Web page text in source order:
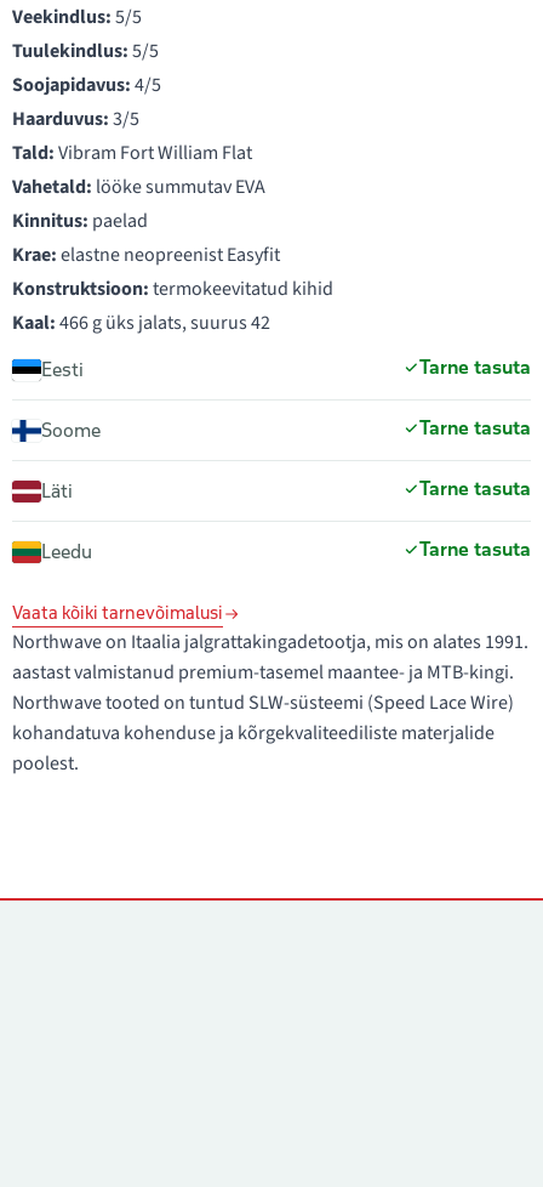
Veekindlus:5/5
Tuulekindlus:5/5
Soojapidavus:4/5
Haarduvus:3/5
Tald:Vibram Fort William Flat
Vahetald: lööke summutav EVA
Kinnitus: paelad
Krae:elastne neopreenist Easyfit
Konstruktsioon:termokeevitatud kihid
Kaal:466 g üks jalats, suurus 42
Eesti Tarne tasuta
Soome Tarne tasuta
Läti Tarne tasuta
Leedu Tarne tasuta
Vaata kõiki tarnevõimalusi
Northwave on Itaalia jalgrattakingadetootja, mis on alates 1991.
aastast valmistanud premium-tasemel maantee- ja MTB-kingi.
Northwave tooted on tuntud SLW-süsteemi (Speed Lace Wire)
kohandatuva kohenduse ja kõrgekvaliteediliste materjalide
poolest.